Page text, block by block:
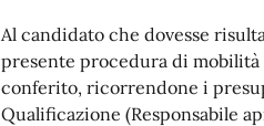
Al candidato che dovesse
presente procedura di mobilità
conferito, ricorrendone i
Qualificazione (Responsabile